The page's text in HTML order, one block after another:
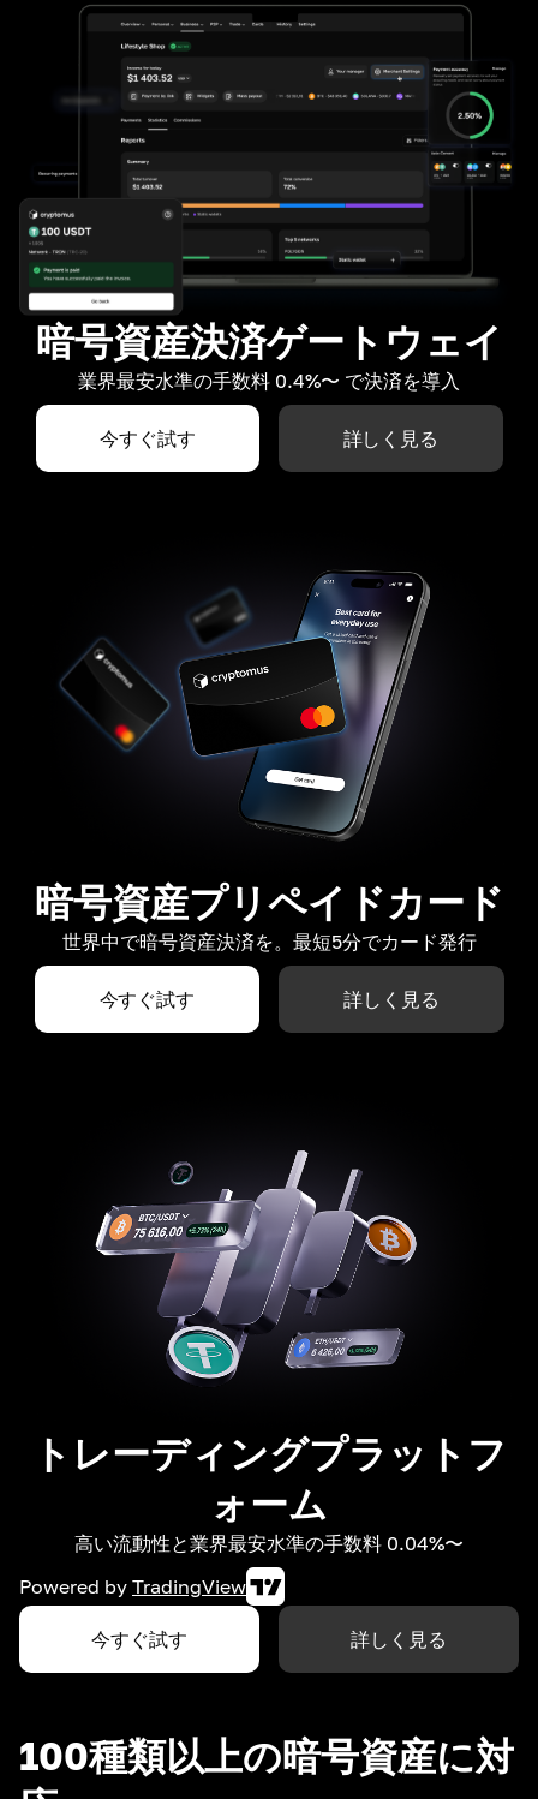
暗号資産決済ゲートウェイ
業界最安水準の手数料 0.4%〜 で決済を導入
今すぐ試す 詳しく見る
暗号資産プリペイドカード
世界中で暗号資産決済を。最短5分でカード発行
今すぐ試す 詳しく見る
トレーディングプラットフ
ォーム
高い流動性と業界最安水準の手数料 0.04%〜
Powered by TradingView
今すぐ試す 詳しく見る
100種類以上の暗号資産に対